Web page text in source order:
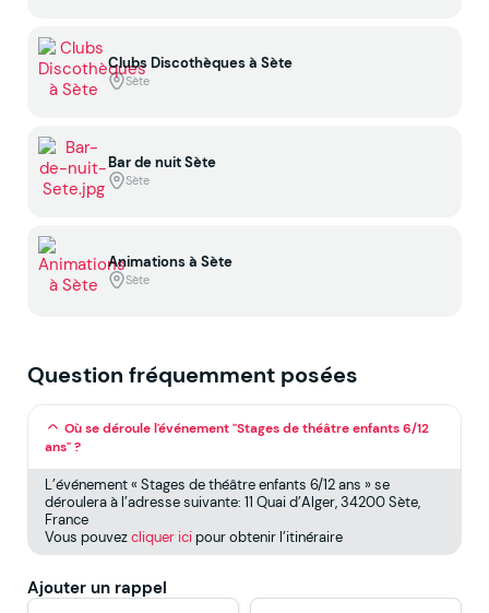
Clubs Discothèques à Sète
Sète
Bar de nuit Sète
Sète
Animations à Sète
Sète
Question fréquemment posées
Où se déroule l'événement "Stages de théâtre enfants 6/12
ans" ?
L’événement « Stages de théâtre enfants 6/12 ans » se
déroulera à l’adresse suivante: 11 Quai d’Alger, 34200 Sète,
France
Vous pouvezcliquer icipour obtenir l’itinéraire
Ajouter un rappel